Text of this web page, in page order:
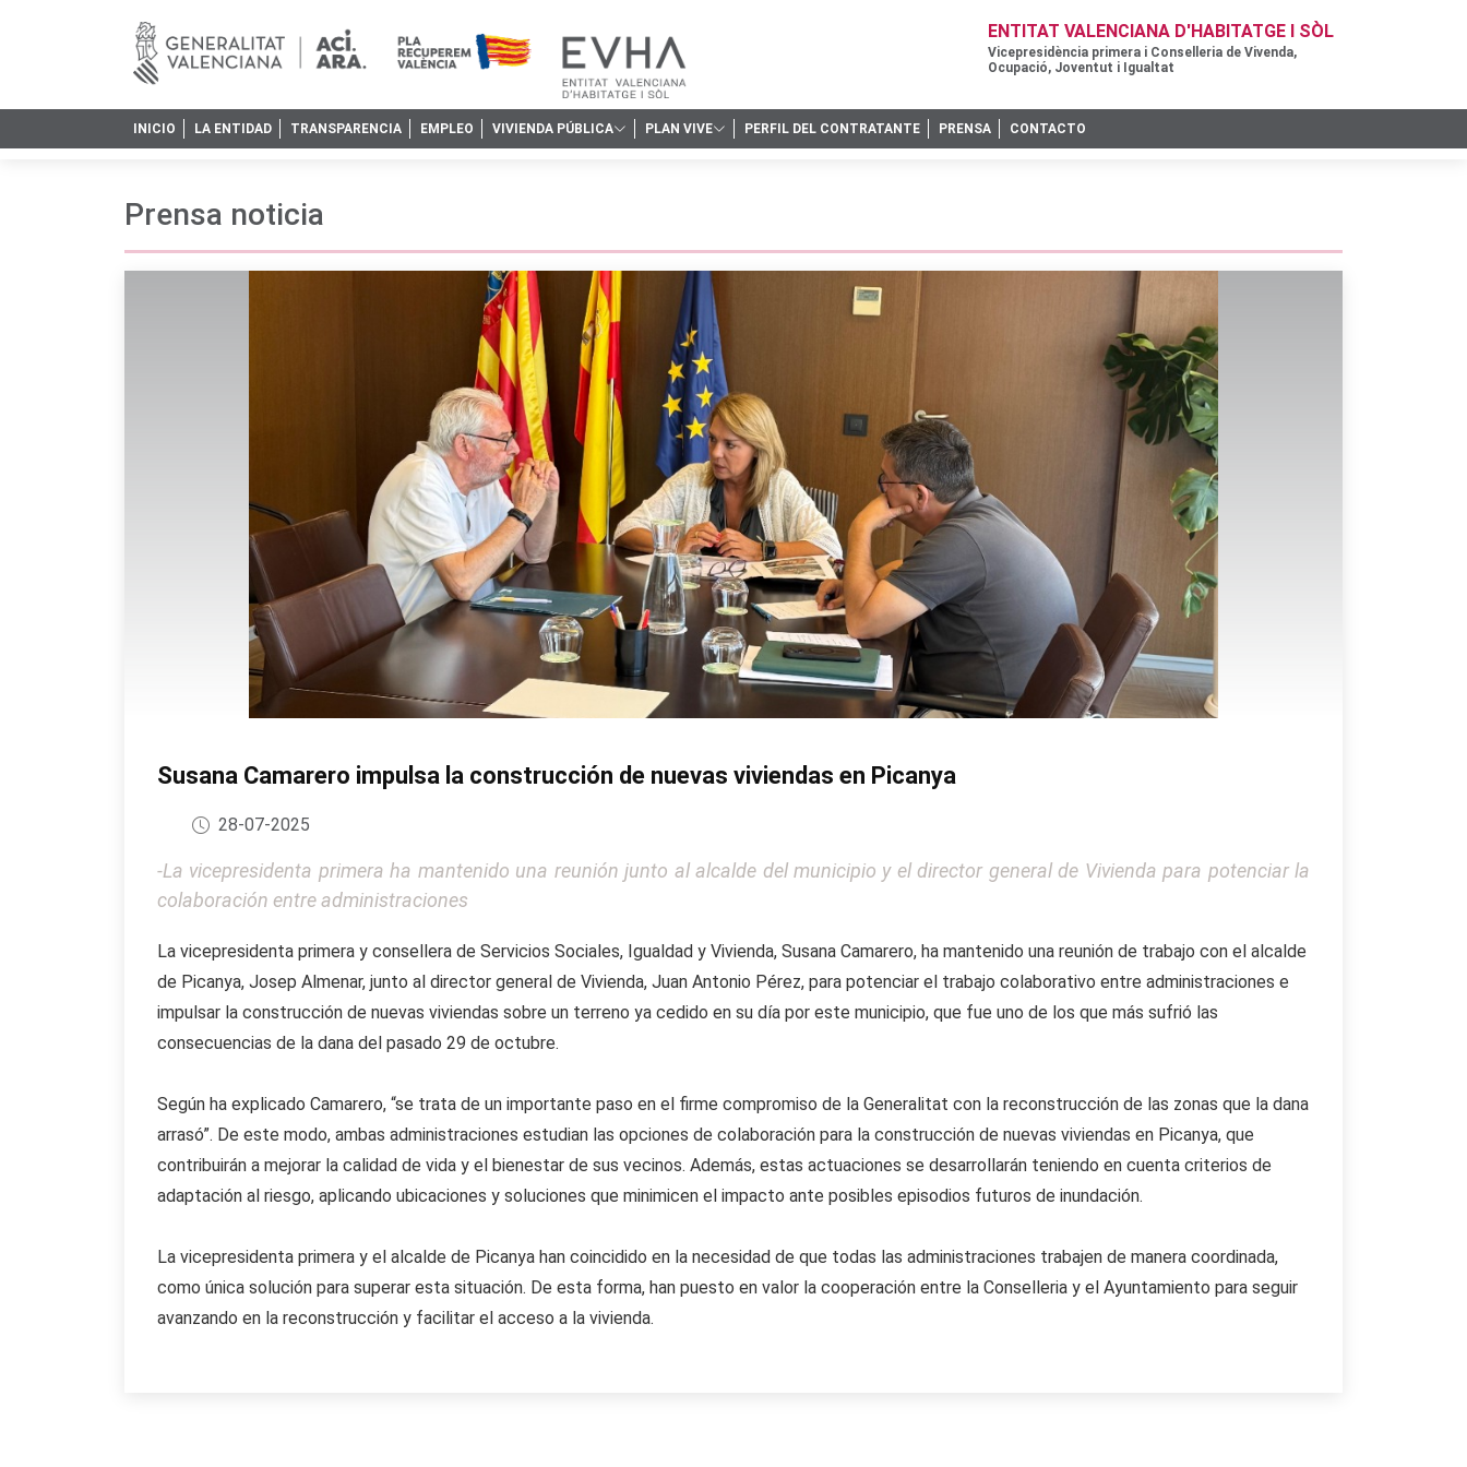
ENTITAT VALENCIANA D'HABITATGE I SÒL
Vicepresidència primera i Conselleria de Vivenda,
Ocupació, Joventut i Igualtat
INICIO LA ENTIDAD TRANSPARENCIA EMPLEO VIVIENDA PÚBLICA PLAN VIVE PERFIL DEL CONTRATANTE PRENSA CONTACTO
Prensa noticia
Susana Camarero impulsa la construcción de nuevas viviendas en Picanya
28-07-2025
-La vicepresidenta primera ha mantenido una reunión junto al alcalde del municipio y el director general de Vivienda para potenciar la
colaboración entre administraciones
La vicepresidenta primera y consellera de Servicios Sociales, Igualdad y Vivienda, Susana Camarero, ha mantenido una reunión de trabajo con el alcalde
de Picanya, Josep Almenar, junto al director general de Vivienda, Juan Antonio Pérez, para potenciar el trabajo colaborativo entre administraciones e
impulsar la construcción de nuevas viviendas sobre un terreno ya cedido en su día por este municipio, que fue uno de los que más sufrió las
consecuencias de la dana del pasado 29 de octubre.
Según ha explicado Camarero, “se trata de un importante paso en el firme compromiso de la Generalitat con la reconstrucción de las zonas que la dana
arrasó”. De este modo, ambas administraciones estudian las opciones de colaboración para la construcción de nuevas viviendas en Picanya, que
contribuirán a mejorar la calidad de vida y el bienestar de sus vecinos. Además, estas actuaciones se desarrollarán teniendo en cuenta criterios de
adaptación al riesgo, aplicando ubicaciones y soluciones que minimicen el impacto ante posibles episodios futuros de inundación.
La vicepresidenta primera y el alcalde de Picanya han coincidido en la necesidad de que todas las administraciones trabajen de manera coordinada,
como única solución para superar esta situación. De esta forma, han puesto en valor la cooperación entre la Conselleria y el Ayuntamiento para seguir
avanzando en la reconstrucción y facilitar el acceso a la vivienda.